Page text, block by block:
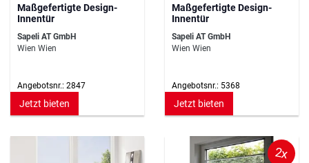
Maßgefertigte Design-
Innentür
Sapeli AT GmbH
Wien Wien
Angebotsnr.: 2847
Jetzt bieten
Maßgefertigte Design-
Innentür
Sapeli AT GmbH
Wien Wien
Angebotsnr.: 5368
Jetzt bieten
2x